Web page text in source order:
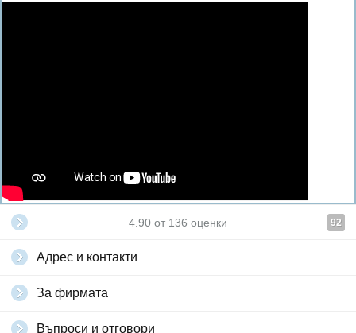
4.90 от 136 оценки 92
Адрес и контакти
За фирмата
Въпроси и отговори